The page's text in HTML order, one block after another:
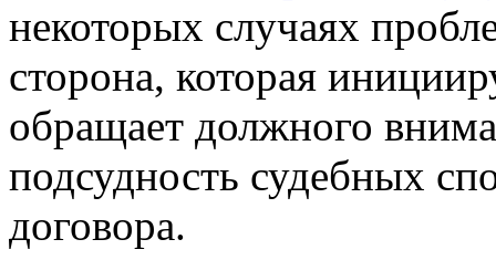
некоторых случаях
сторона, которая
обращает должного
подсудность судебных
договора.